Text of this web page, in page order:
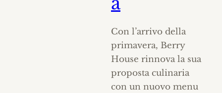
Con l’arrivo della
primavera, Berry
House rinnova la sua
proposta culinaria
con un nuovo menu